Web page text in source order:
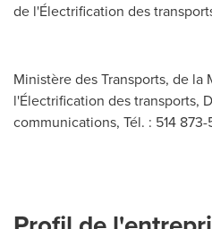
de l'Électrification des
Ministère des Transports, de
l'Électrification des transports,
communications, Tél. : 514